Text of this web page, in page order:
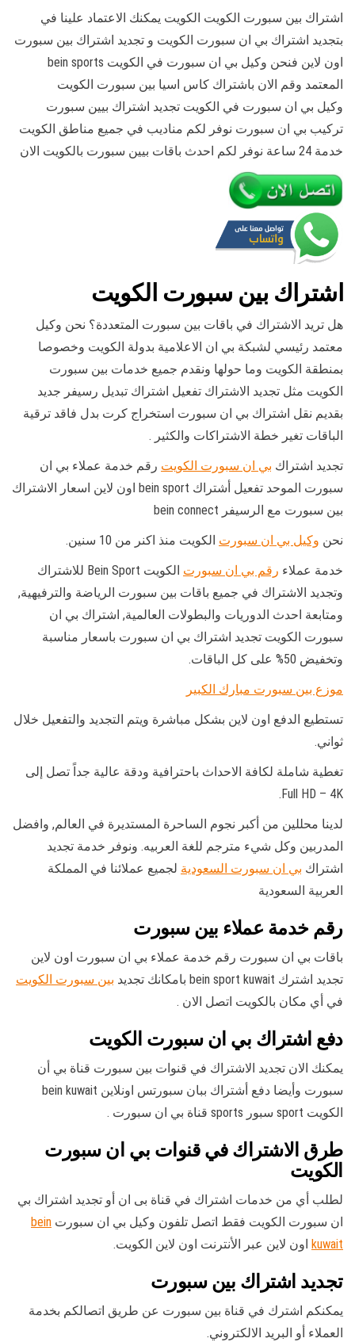
اشتراك بين سبورت الكويت الكويت يمكنك الاعتماد علينا في
بتجديد اشتراك بي ان سبورت الكويت و تجديد اشتراك بين سبورت
اون لاين فنحن وكيل بي ان سبورت في الكويت bein sports
المعتمد وقم الان باشتراك كاس اسيا بين سبورت الكويت
وكيل بي ان سبورت في الكويت تجديد اشتراك بيين سبورت
تركيب بي ان سبورت نوفر لكم مناديب في جميع مناطق الكويت
خدمة 24 ساعة نوفر لكم احدث باقات بيين سبورت بالكويت الان
اشتراك بين سبورت الكويت
هل تريد الاشتراك في باقات بين سبورت المتعددة؟ نحن وكيل
معتمد رئيسي لشبكة بي ان الاعلامية بدولة الكويت وخصوصا
بمنطقة الكويت وما حولها ونقدم جميع خدمات بين سبورت
الكويت مثل تجديد الاشتراك تفعيل اشتراك تبديل رسيفر جديد
بقديم نقل اشتراك بي ان سبورت استخراج كرت بدل فاقد ترقية
الباقات تغير خطة الاشتراكات والكثير .
تجديد اشتراك بي ان سبورت الكويت رقم خدمة عملاء بي ان
سبورت الموحد تفعيل أشتراك bein sport اون لاين اسعار الاشتراك
بين سبورت مع الرسيفر bein connect
نحن وكيل بي ان سبورت الكويت منذ اكنر من 10 سنين.
خدمة عملاء رقم بي ان سبورت
الكويت Bein Sport للاشتراك
وتجديد الاشتراك في جميع باقات بين سبورت الرياضة والترفيهية,
ومتابعة احدث الدوريات والبطولات العالمية, اشتراك بي ان
سبورت الكويت تجديد اشتراك بي ان سبورت باسعار مناسبة
وتخفيض 50% على كل الباقات.
موزع بين سبورت مبارك الكبير
تستطيع الدفع اون لاين بشكل مباشرة ويتم التجديد والتفعيل خلال
ثواني.
تغطية شاملة لكافة الاحداث باحترافية ودقة عالية جداً تصل إلى
Full HD – 4K.
لدينا محللين من أكبر نجوم الساحرة المستديرة في العالم, وافضل
المدربين وكل شيء مترجم للغة العربيه. ونوفر خدمة تجديد
اشتراك بي ان سبورت السعودية لجميع عملائنا في المملكة
العربية السعودية
رقم خدمة عملاء بين سبورت
باقات بي ان سبورت رقم خدمة عملاء بي ان سبورت اون لاين
تجديد اشترك bein sport kuwait بامكانك تجديد
بين سبورت الكويت
في أي مكان بالكويت اتصل الان .
دفع اشتراك بي ان سبورت الكويت
يمكنك الان تجديد الاشتراك في قنوات بين سبورت قناة بي أن
سبورت وأيضا دفع أشتراك ببان سبورتس اونلاين bein kuwait
الكويت sport سبور sports قناة بي ان سبورت .
طرق الاشتراك في قنوات بي ان سبورت
الكويت
لطلب أي من خدمات اشتراك في قناة بى ان أو تجديد اشتراك بي
ان سبورت الكويت فقط اتصل تلفون وكيل بي ان سبورت bein
kuwait اون لاين عبر الأنترنت اون لاين الكويت.
تجديد اشتراك بين سبورت
يمكنكم اشترك في قناة بين سبورت عن طريق اتصالكم بخدمة
العملاء أو البريد الالكتروني.